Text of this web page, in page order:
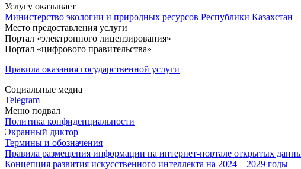
Услугу оказывает
Министерство экологии и природных ресурсов Республики Казахстан
Место предоставления услуги
Портал «электронного лицензирования»
Портал «цифрового правительства»
Правила оказания государственной услуги
Социальные медиа
Telegram
Меню подвал
Политика конфиденциальности
Экранный диктор
Термины и обозначения
Правила размещения информации на интернет-портале открытых
Концепция развития искусственного интеллекта на 2024 – 2029 годы